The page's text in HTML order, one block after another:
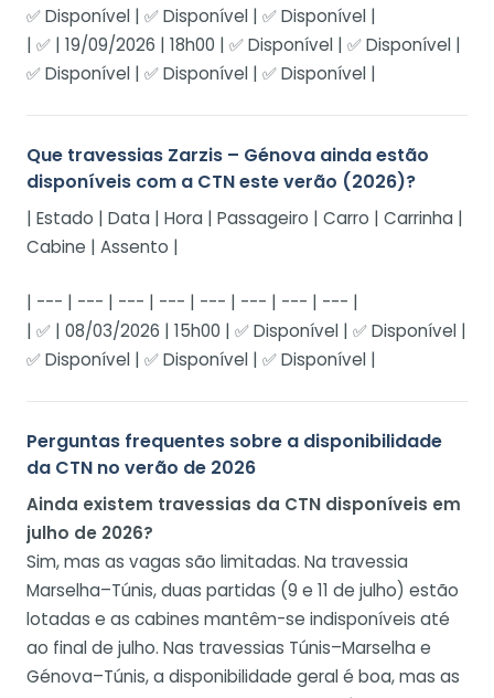
✅ Disponível | ✅ Disponível | ✅ Disponível |
| ✅ | 19/09/2026 | 18h00 | ✅ Disponível | ✅ Disponível |
✅ Disponível | ✅ Disponível | ✅ Disponível |
Que travessias Zarzis – Génova ainda estão
disponíveis com a CTN este verão (2026)?
| Estado | Data | Hora | Passageiro | Carro | Carrinha |
Cabine | Assento |
| --- | --- | --- | --- | --- | --- | --- | --- |
| ✅ | 08/03/2026 | 15h00 | ✅ Disponível | ✅ Disponível |
✅ Disponível | ✅ Disponível | ✅ Disponível |
Perguntas frequentes sobre a disponibilidade
da CTN no verão de 2026
Ainda existem travessias da CTN disponíveis em
julho de 2026?
Sim, mas as vagas são limitadas. Na travessia
Marselha–Túnis, duas partidas (9 e 11 de julho) estão
lotadas e as cabines mantêm-se indisponíveis até
ao final de julho. Nas travessias Túnis–Marselha e
Génova–Túnis, a disponibilidade geral é boa, mas as